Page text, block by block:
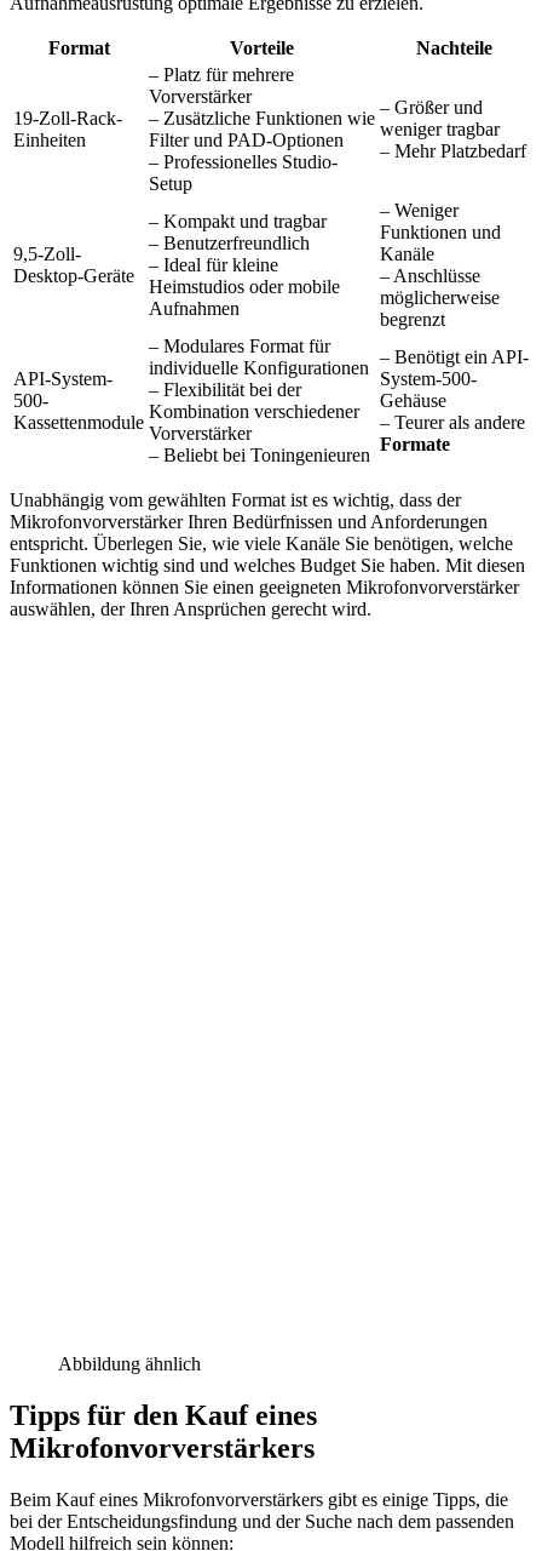
Format Vorteile Nachteile
19-Zoll-Rack-
Einheiten
– Platz für mehrere
Vorverstärker
– Zusätzliche Funktionen wie
Filter und PAD-Optionen
– Professionelles Studio-
Setup
– Größer und
weniger tragbar
– Mehr Platzbedarf
9,5-Zoll-
Desktop-Geräte
– Kompakt und tragbar
– Benutzerfreundlich
– Ideal für kleine
Heimstudios oder mobile
Aufnahmen
– Weniger
Funktionen und
Kanäle
– Anschlüsse
möglicherweise
begrenzt
API-System-
500-
Kassettenmodule
– Modulares Format für
individuelle Konfigurationen
– Flexibilität bei der
Kombination verschiedener
Vorverstärker
– Beliebt bei Toningenieuren
– Benötigt ein API-
System-500-
Gehäuse
– Teurer als andere
Formate
Unabhängig vom gewählten Format ist es wichtig, dass der
Mikrofonvorverstärker Ihren Bedürfnissen und Anforderungen
entspricht. Überlegen Sie, wie viele Kanäle Sie benötigen, welche
Funktionen wichtig sind und welches Budget Sie haben. Mit diesen
Informationen können Sie einen geeigneten Mikrofonvorverstärker
auswählen, der Ihren Ansprüchen gerecht wird.
Abbildung ähnlich
Tipps für den Kauf eines
Mikrofonvorverstärkers
Beim Kauf eines Mikrofonvorverstärkers gibt es einige Tipps, die
bei der Entscheidungsfindung und der Suche nach dem passenden
Modell hilfreich sein können: